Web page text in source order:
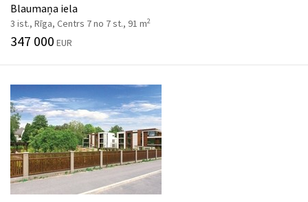
Blaumaņa iela
3 ist., Rīga, Centrs 7 no 7 st., 91 m2
347 000 EUR